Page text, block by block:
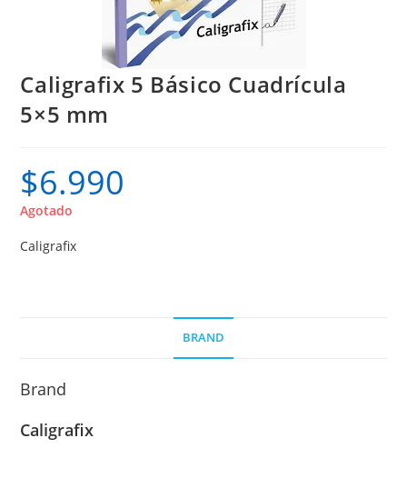
Caligrafix 5 Básico Cuadrícula
5×5 mm
$6.990
Agotado
Caligrafix
BRAND
Brand
Caligrafix